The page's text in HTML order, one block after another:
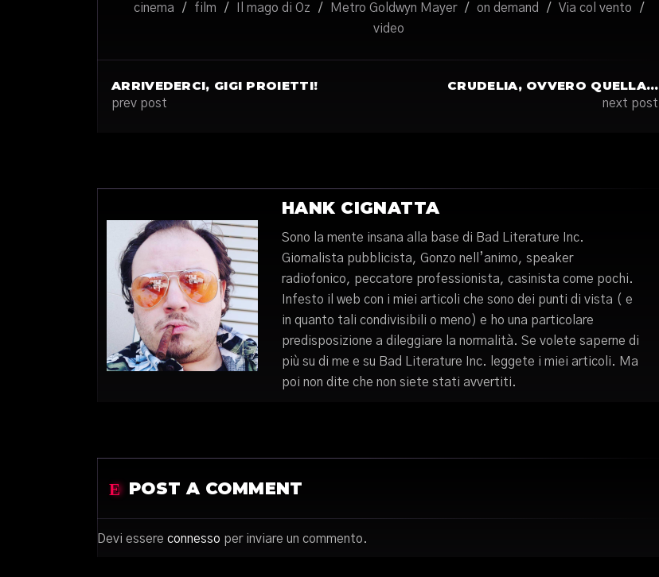
cinema
/ film / Il mago di Oz / Metro Goldwyn Mayer / on demand / Via col vento
/
video
ARRIVEDERCI, GIGI PROIETTI!
prev post
CRUDELIA, OVVERO QUELLA…
next post
HANK CIGNATTA
Sono la mente insana alla base di Bad Literature Inc.
Giornalista pubblicista, Gonzo nell’animo, speaker
radiofonico, peccatore professionista, casinista come pochi.
Infesto il web con i miei articoli che sono dei punti di vista ( e
in quanto tali condivisibili o meno) e ho una particolare
predisposizione a dileggiare la normalità. Se volete saperne di
più su di me e su Bad Literature Inc. leggete i miei articoli. Ma
poi non dite che non siete stati avvertiti.
POST A COMMENT
Devi essere connesso per inviare un commento.